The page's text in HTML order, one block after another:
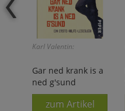
Karl Valentin:
Gar ned krank is a
ned g'sund
zum Artikel